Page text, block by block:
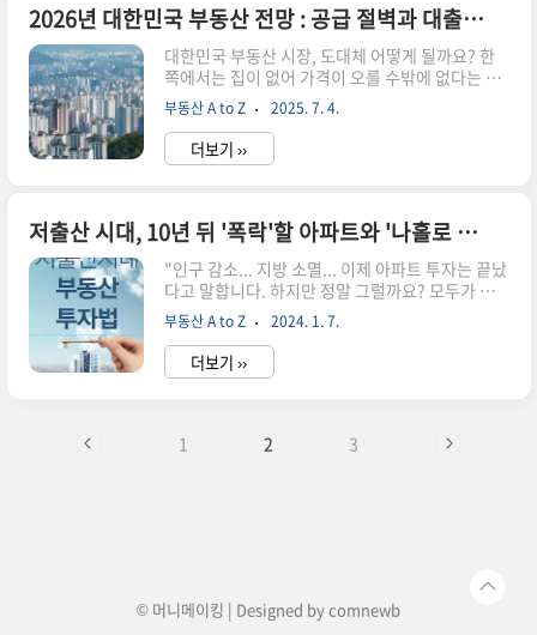
의 같아도 보증보험에 가입할 수 있어 '깡통전세'의 위험이 컸습니
다. 하지만 이제 기준이 훨씬 더 엄격해졌습니다.변경 내용: (전세
보증금 + 집주인의 주택담보대출)이 집값의 80..
2026년 대한민국 부동산 전망 : 공급 절벽과 대출 규제 기로에 선 시장, 당신의 전략은?
대한민국 부동산 시장, 도대체 어떻게 될까요? 한
쪽에서는 집이 없어 가격이 오를 수밖에 없다는 공
급절벽 경고가, 다른 한쪽에서는 대출을 꽁꽁 묶어
버린 강력한 6.27 대출 규제가 시장을 짓누르고 있
습니다. 이처럼 서로 다른 두 힘이 팽팽하게 맞서는
안갯속 장세에서, 우리는 무엇을 보고 어떻게 판단
투자자 각자를 위한 최적의 생존 전략까지 명쾌하
게 제시합니다. 대한민국 부동산 전망 : 공급절벽과
대출 규제 기로에 선 시장, 당신의 전략은?거시 경
제의 두 얼굴 : 금리 인하, 하지만 '그림의 떡?'경제
상황은 '저성장'과 '통화 완화' 두 단어로 요약됩니
다. 경기 침체 우려가 커지자, 한국은행은 기준 금
리를 2...
부동산 A to Z 2025. 7. 4.
더보기 ››
저출산 시대, 10년 뒤 '폭락'할 아파트와 '나홀로 상승'할 아파트의 결정적 차이
"인구 감소... 지방 소멸... 이제 아파트 투자는 끝났
다고 말합니다. 하지만 정말 그럴까요? 모두가 하
락할 때, 오히려 더 견고하게 가치가 오르는 부동산
은 반드시 존재합니다. 오늘, 10년 뒤 당신의 자산
을 결정할 '폭락'과 '상승'의 결정적 차이를 명확하
게 짚어드립니다."저출산 시대일수록 학생들이 많
예상되기 때문입니다. 그 양극화의 정점에는 결국
부동산 A to Z 2024. 1. 7.
더보기 ››
1 2 3
© 머니메이킹 | Designed bycomnewb